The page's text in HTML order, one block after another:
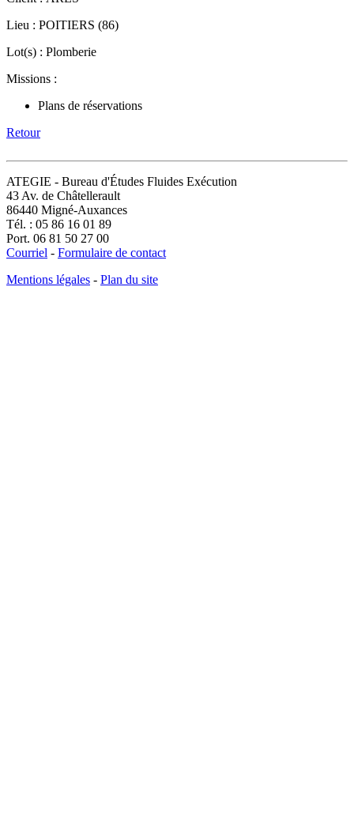
Lieu : POITIERS (86)
Lot(s) : Plomberie
Missions :
Plans de réservations
Retour
ATEGIE - Bureau d'Études Fluides Exécution
43 Av. de Châtellerault
86440 Migné-Auxances
Tél. : 05 86 16 01 89
Port. 06 81 50 27 00
Courriel - Formulaire de contact
Mentions légales - Plan du site